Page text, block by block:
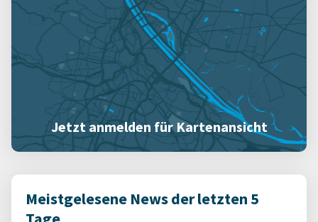
Jetzt anmelden für Kartenansicht
Meistgelesene News der letzten 5